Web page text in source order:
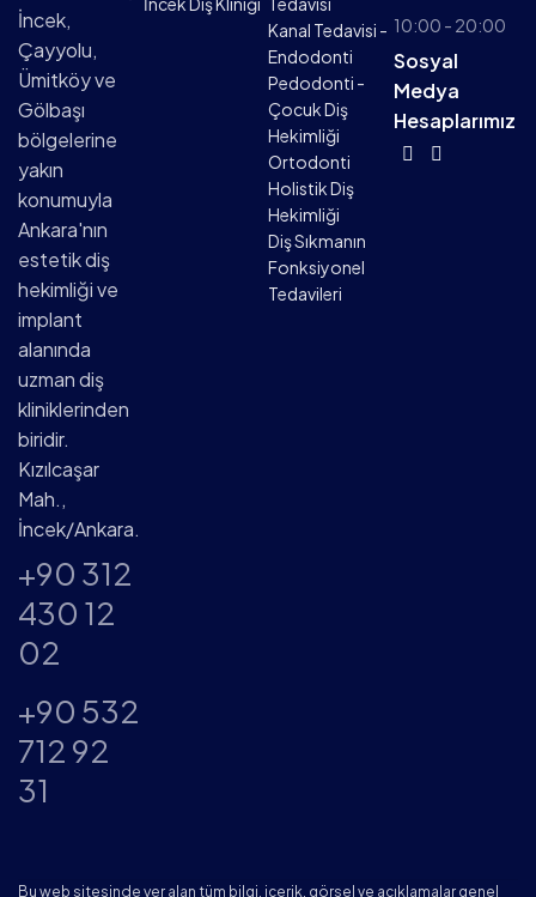
İncek,
Çayyolu,
Ümitköy ve
Gölbaşı
bölgelerine
yakın
konumuyla
Ankara'nın
estetik diş
hekimliği ve
implant
alanında
uzman diş
kliniklerinden
biridir.
Kızılcaşar
Mah.,
İncek/Ankara.
+90 312
430 12
02
+90 532
712 92
31
Kanal Tedavisi -
Endodonti
Pedodonti -
Çocuk Diş
Hekimliği
Ortodonti
Holistik Diş
Hekimliği
Diş Sıkmanın
Fonksiyonel
Tedavileri
10:00 - 20:00
Sosyal
Medya
Hesaplarımız
Bu web sitesinde yer alan tüm bilgi, içerik, görsel ve açıklamalar genel